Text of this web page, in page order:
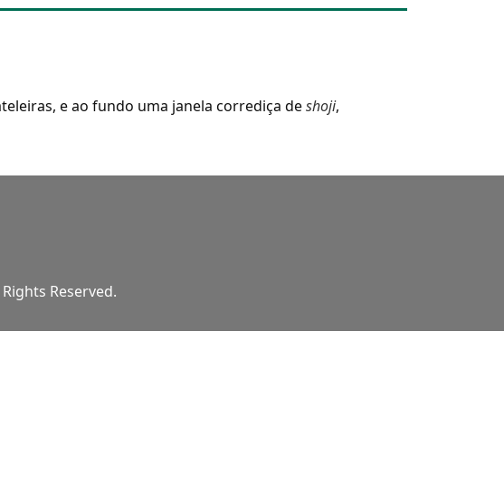
e ao fundo uma janela corrediça deshoji,
Reserved.